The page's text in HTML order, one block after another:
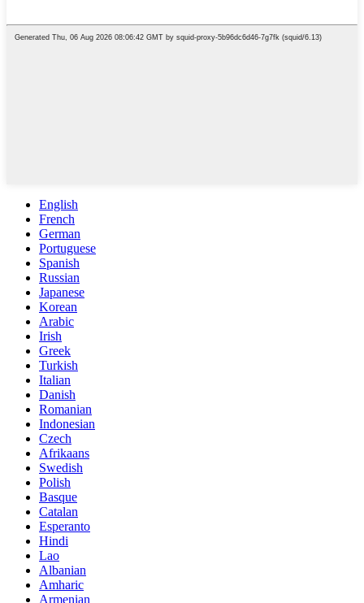
English
French
German
Portuguese
Spanish
Russian
Japanese
Korean
Arabic
Irish
Greek
Turkish
Italian
Danish
Romanian
Indonesian
Czech
Afrikaans
Swedish
Polish
Basque
Catalan
Esperanto
Hindi
Lao
Albanian
Amharic
Armenian